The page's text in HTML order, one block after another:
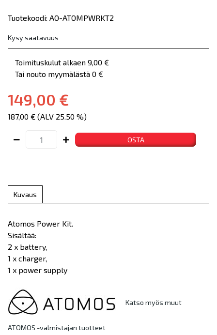
Tuotekoodi: AO-ATOMPWRKT2
Kysy saatavuus
Toimituskulut alkaen 9,00 €
Tai nouto myymälästä 0 €
149,00 €
187,00 € (ALV 25.50 %)
OSTA
Kuvaus
Atomos Power Kit.
Sisältää:
2 x battery,
1 x charger,
1 x power supply
Katso myös muut
ATOMOS -valmistajan tuotteet